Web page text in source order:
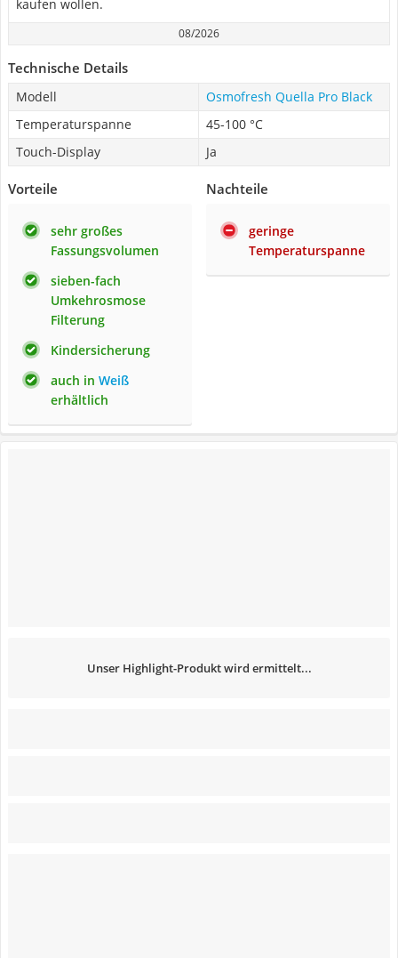
kaufen wollen.
08/2026
Technische Details
Modell
Osmofresh Quella Pro Black
Temperaturspanne
45-100 °C
Touch-Display
Ja
Vorteile
sehr großes
Fassungsvolumen
sieben-fach
Umkehrosmose
Filterung
Kindersicherung
auch in Weiß
erhältlich
Nachteile
geringe
Temperaturspanne
Unser Highlight-Produkt wird ermittelt...